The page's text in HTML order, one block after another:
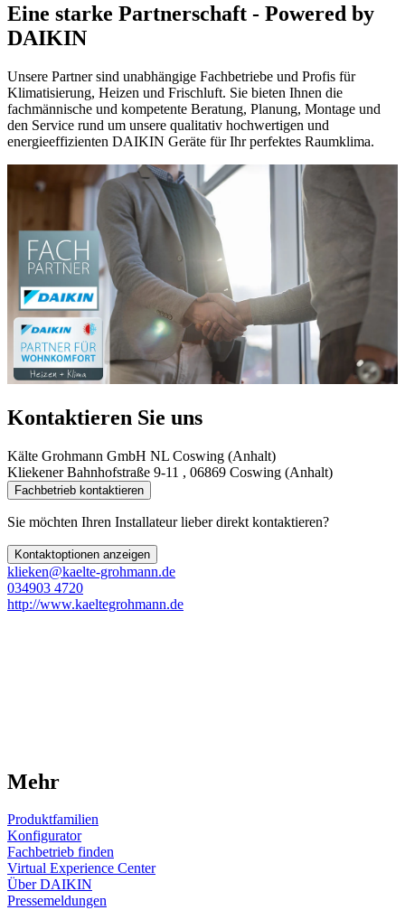
Eine starke Partnerschaft - Powered by
DAIKIN
Unsere Partner sind unabhängige Fachbetriebe und Profis für
Klimatisierung, Heizen und Frischluft. Sie bieten Ihnen die
fachmännische und kompetente Beratung, Planung, Montage und
den Service rund um unsere qualitativ hochwertigen und
energieeffizienten DAIKIN Geräte für Ihr perfektes Raumklima.
Kontaktieren Sie uns
Kälte Grohmann GmbH NL Coswing (Anhalt)
Kliekener Bahnhofstraße 9-11 , 06869 Coswing (Anhalt)
Fachbetrieb kontaktieren
Sie möchten Ihren Installateur lieber direkt kontaktieren?
Kontaktoptionen anzeigen
klieken@kaelte-grohmann.de
034903 4720
http://www.kaeltegrohmann.de
Mehr
Produktfamilien
Konfigurator
Fachbetrieb finden
Virtual Experience Center
Über DAIKIN
Pressemeldungen